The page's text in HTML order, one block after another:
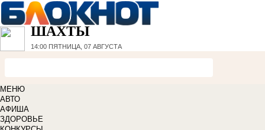
ШАХТЫ
14:00 ПЯТНИЦА, 07 АВГУСТА
МЕНЮ
АВТО
АФИША
ЗДОРОВЬЕ